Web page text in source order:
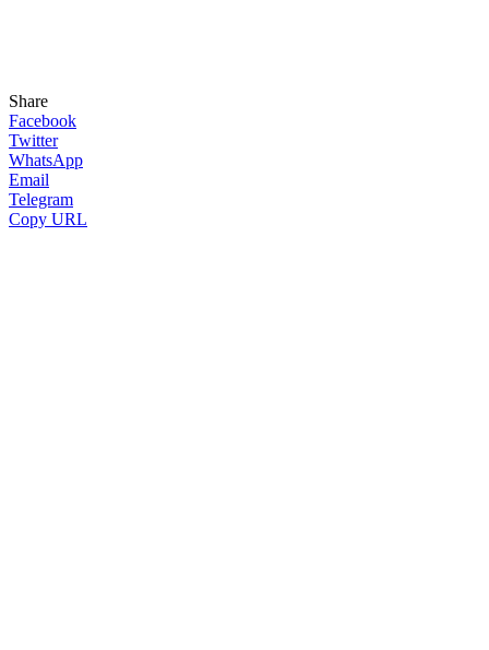
Share
Facebook
Twitter
WhatsApp
Email
Telegram
Copy URL